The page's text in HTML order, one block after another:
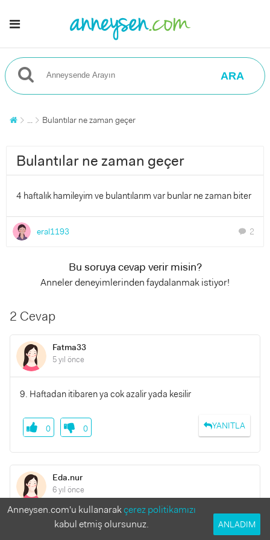
ARA
... Bulantılar ne zaman geçer
Bulantılar ne zaman geçer
4 haftalık hamileyim ve bulantılarım var bunlar ne zaman biter
eral1193 chat 2
Bu soruya cevap verir misin?
Anneler deneyimlerinden faydalanmak istiyor!
2 Cevap
Fatma33
5 yıl önce
9. Haftadan itibaren ya cok azalir yada kesilir
YANITLA
0 0
Eda.nur
6 yıl önce
Merhaba hamileliğin ilk 3 ve son 3 ayında oluyor bulantılar
Anneysen.com'u kullanarakçerez politikamızı
kabul etmiş olursunuz.
ANLADIM